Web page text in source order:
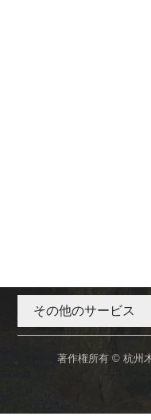
その他のサービス
著作権所有 © 杭州